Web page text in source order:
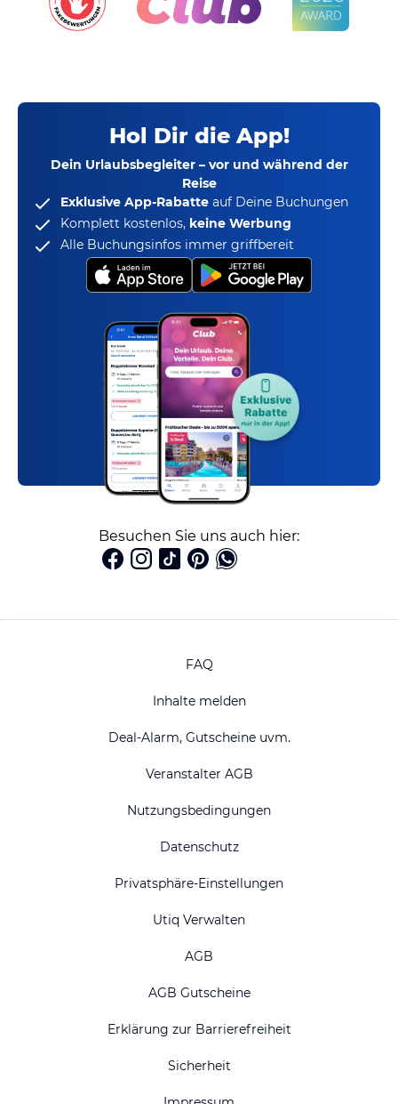
Hol Dir die App!
Dein Urlaubsbegleiter – vor und während der
Reise
Exklusive App-Rabatte auf Deine Buchungen
Komplett kostenlos, keine Werbung
Alle Buchungsinfos immer griffbereit
Besuchen Sie uns auch hier:
FAQ
Inhalte melden
Deal-Alarm, Gutscheine uvm.
Veranstalter AGB
Nutzungsbedingungen
Datenschutz
Privatsphäre-Einstellungen
Utiq Verwalten
AGB
AGB Gutscheine
Erklärung zur Barrierefreiheit
Sicherheit